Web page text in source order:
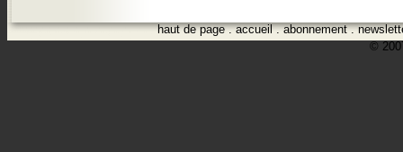
haut de page.accueil.abonnement.
©